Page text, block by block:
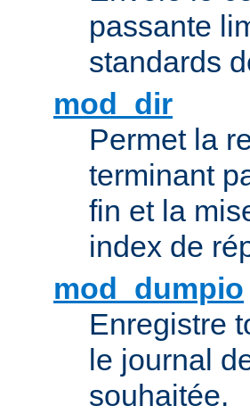
passante
standards
mod_dir
Permet la
terminant
fin et la
index de
mod_dumpio
Enregistre
le journal
souhaitée.